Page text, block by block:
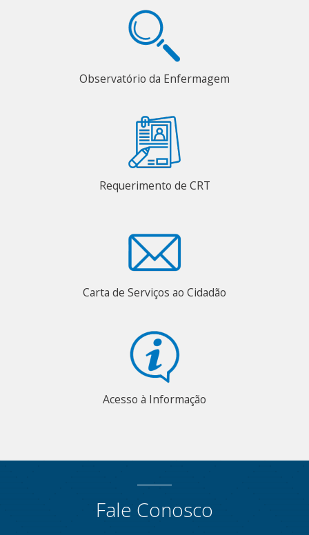
Observatório da Enfermagem
Requerimento de CRT
Carta de Serviços ao Cidadão
Acesso à Informação
Fale Conosco